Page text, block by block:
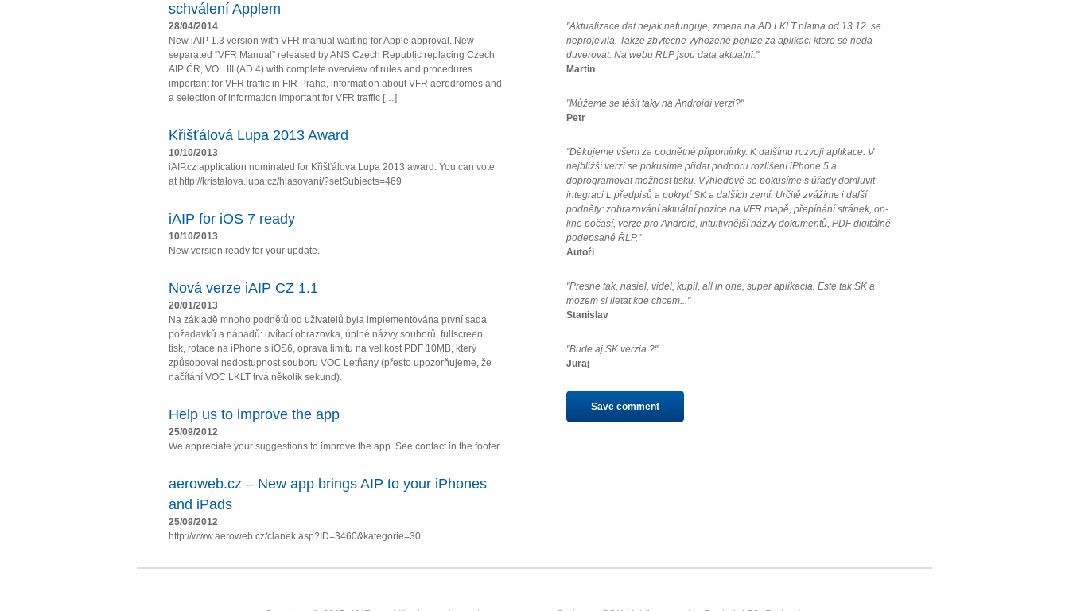
schválení Applem
28/04/2014
New iAIP 1.3 version with VFR manual waiting for Apple approval. New
separated “VFR Manual” released by ANS Czech Republic replacing Czech
AIP ČR, VOL III (AD 4) with complete overview of rules and procedures
important for VFR traffic in FIR Praha, information about VFR aerodromes and
a selection of information important for VFR traffic […]
Křišťálová Lupa 2013 Award
10/10/2013
iAIP.cz application nominated for Křišťálova Lupa 2013 award. You can vote
at http://kristalova.lupa.cz/hlasovani/?setSubjects=469
iAIP for iOS 7 ready
10/10/2013
New version ready for your update.
Nová verze iAIP CZ 1.1
20/01/2013
Na základě mnoho podnětů od uživatelů byla implementována první sada
požadavků a nápadů: uvítací obrazovka, úplné názvy souborů, fullscreen,
tisk, rotace na iPhone s iOS6, oprava limitu na velikost PDF 10MB, který
způsoboval nedostupnost souboru VOC Letňany (přesto upozorňujeme, že
načítání VOC LKLT trvá několik sekund).
Help us to improve the app
25/09/2012
We appreciate your suggestions to improve the app. See contact in the footer.
aeroweb.cz – New app brings AIP to your iPhones
and iPads
25/09/2012
http://www.aeroweb.cz/clanek.asp?ID=3460&kategorie=30
"Aktualizace dat nejak nefunguje, zmena na AD LKLT platna od 13.12. se
neprojevila. Takze zbytecne vyhozene penize za aplikaci ktere se neda
duverovat. Na webu RLP jsou data aktualni."
Martin
"Můžeme se těšit taky na Androidí verzi?"
Petr
"Děkujeme všem za podnětné připomínky. K dalšímu rozvoji aplikace. V
nejbližší verzi se pokusíme přidat podporu rozlišení iPhone 5 a
doprogramovat možnost tisku. Výhledově se pokusíme s úřady domluvit
integraci L předpisů a pokrytí SK a dalších zemí. Určitě zvážíme i další
podněty: zobrazování aktuální pozice na VFR mapě, přepínání stránek, on-
line počasí, verze pro Android, intuitivnější názvy dokumentů, PDF digitálně
podepsané ŘLP."
Autoři
"Presne tak, nasiel, videl, kupil, all in one, super aplikacia. Este tak SK a
mozem si lietat kde chcem..."
Stanislav
"Bude aj SK verzia ?"
Juraj
Save comment